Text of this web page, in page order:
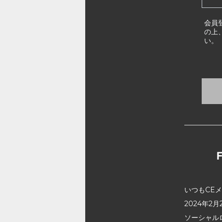
会員
の上
い。
いつもCE
2024年2月
ソーシャ